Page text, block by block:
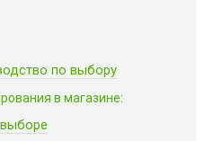
по выбору
в магазине: